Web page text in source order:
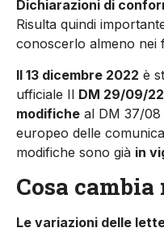
Dichiarazioni di
Risulta quindi
cono­scerlo almeno nei
Il 13 dicembre 2022 è
ufficiale Il DM 29/09/22
modifiche al DM 37/08
euro­peo delle
modifiche sono già in
Cosa
Le variazioni delle